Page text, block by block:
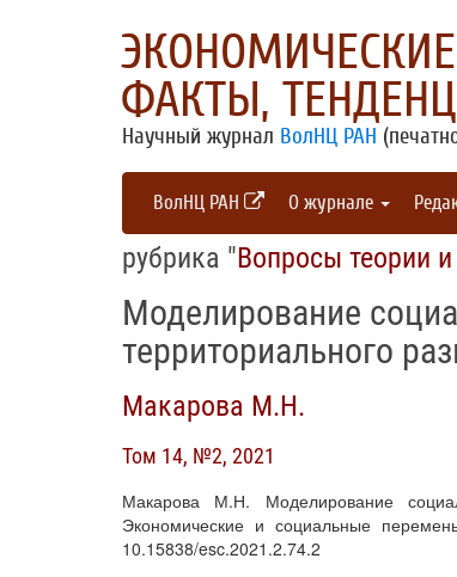
ФАКТЫ,
Научный журнал ВолНЦ РАН
ВолНЦ РАН О журнале
рубрика "Вопросы теории
Моделирование
территориального
Макарова М.Н.
Том 14, №2, 2021
Макарова М.Н. Моделирование
Экономические и социальные
10.15838/esc.2021.2.74.2